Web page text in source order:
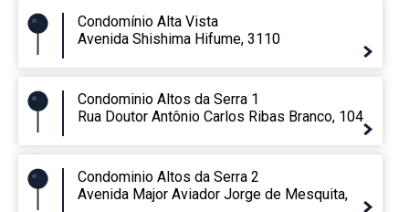
Condomínio Alta Vista
Avenida Shishima Hifume, 3110
Condominio Altos da Serra 1
Rua Doutor Antônio Carlos Ribas Branco, 104
Condominio Altos da Serra 2
Avenida Major Aviador Jorge de Mesquita,